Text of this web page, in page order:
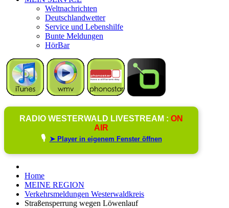
Weltnachrichten
Deutschlandwetter
Service und Lebenshilfe
Bunte Meldungen
HörBar
RADIO WESTERWALD LIVESTREAM : ON
AIR
🎙️ ➤ Player in eigenem Fenster öffnen
Home
MEINE REGION
Verkehrsmeldungen Westerwaldkreis
Straßensperrung wegen Löwenlauf